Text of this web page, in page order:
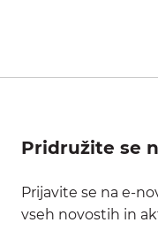
Pridružite se
Prijavite se na e-
vseh novostih in